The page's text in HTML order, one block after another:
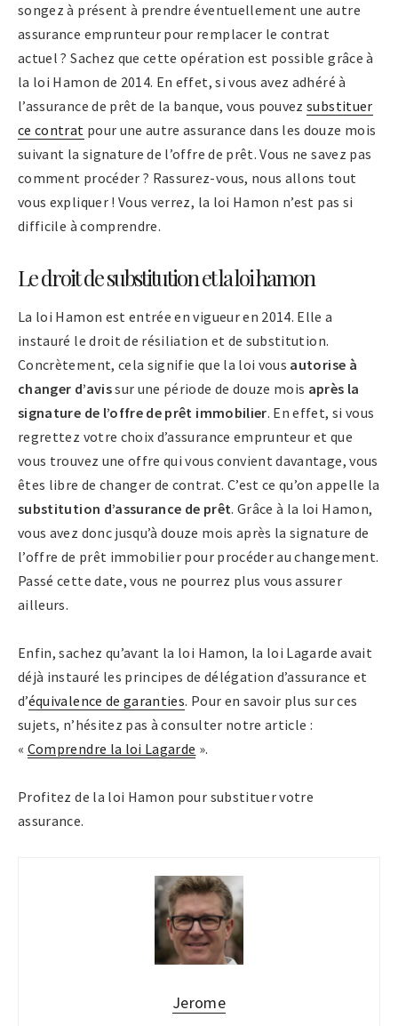
songez à présent à prendre éventuellement une autre
assurance emprunteur pour remplacer le contrat
actuel ? Sachez que cette opération est possible grâce à
la loi Hamon de 2014. En effet, si vous avez adhéré à
l’assurance de prêt de la banque, vous pouvezsubstituer
ce contrat pour une autre assurance dans les douze mois
suivant la signature de l’offre de prêt. Vous ne savez pas
comment procéder ? Rassurez-vous, nous allons tout
vous expliquer ! Vous verrez, la loi Hamon n’est pas si
difficile à comprendre.
Le droit de substitution et la loi hamon
La loi Hamon est entrée en vigueur en 2014. Elle a
instauré le droit de résiliation et de substitution.
Concrètement, cela signifie que la loi vous autorise à
changer d’avissur une période de douze mois après la
signature de l’offre de prêt immobilier. En effet, si vous
regrettez votre choix d’assurance emprunteur et que
vous trouvez une offre qui vous convient davantage, vous
êtes libre de changer de contrat. C’est ce qu’on appelle la
substitution d’assurance de prêt. Grâce à la loi Hamon,
vous avez donc jusqu’à douze mois après la signature de
l’offre de prêt immobilier pour procéder au changement.
Passé cette date, vous ne pourrez plus vous assurer
ailleurs.
Enfin, sachez qu’avant la loi Hamon, la loi Lagarde avait
déjà instauré les principes de délégation d’assurance et
d’équivalence de garanties. Pour en savoir plus sur ces
sujets, n’hésitez pas à consulter notre article :
« Comprendre la loi Lagarde ».
Profitez de la loi Hamon pour substituer votre
assurance.
Jerome